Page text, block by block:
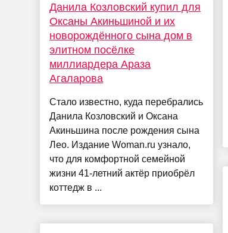
Данила Козловский купил для
Оксаны Акиньшиной и их
новорождённого сына дом в
элитном посёлке
миллиардера Араза
Агаларова
Стало известно, куда перебрались
Данила Козловский и Оксана
Акиньшина после рождения сына
Лео. Издание Woman.ru узнало,
что для комфортной семейной
жизни 41-летний актёр приобрёл
коттедж в ...